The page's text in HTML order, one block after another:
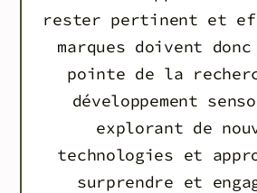
rester pertinent et
marques doivent
pointe de la
développement
explorant de
technologies et
surprendre et